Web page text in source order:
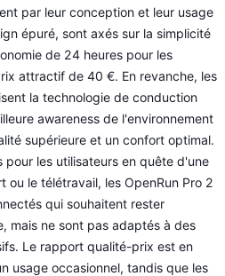
par leur conception et leur usage
épuré, sont axés sur la simplicité
de 24 heures pour les
attractif de 40 €. En revanche, les
la technologie de conduction
awareness de l'environnement
supérieure et un confort optimal.
pour les utilisateurs en quête d'une
ou le télétravail, les OpenRun Pro 2
qui souhaitent rester
mais ne sont pas adaptés à des
Le rapport qualité-prix est en
usage occasionnel, tandis que les